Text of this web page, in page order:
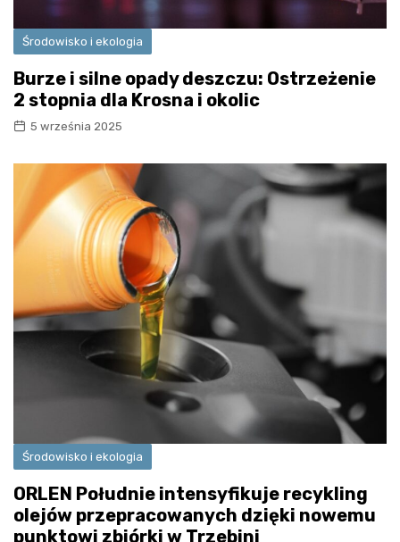
Środowisko i ekologia
Burze i silne opady deszczu: Ostrzeżenie
2 stopnia dla Krosna i okolic
5 września 2025
Środowisko i ekologia
ORLEN Południe intensyfikuje recykling
olejów przepracowanych dzięki nowemu
punktowi zbiórki w Trzebini